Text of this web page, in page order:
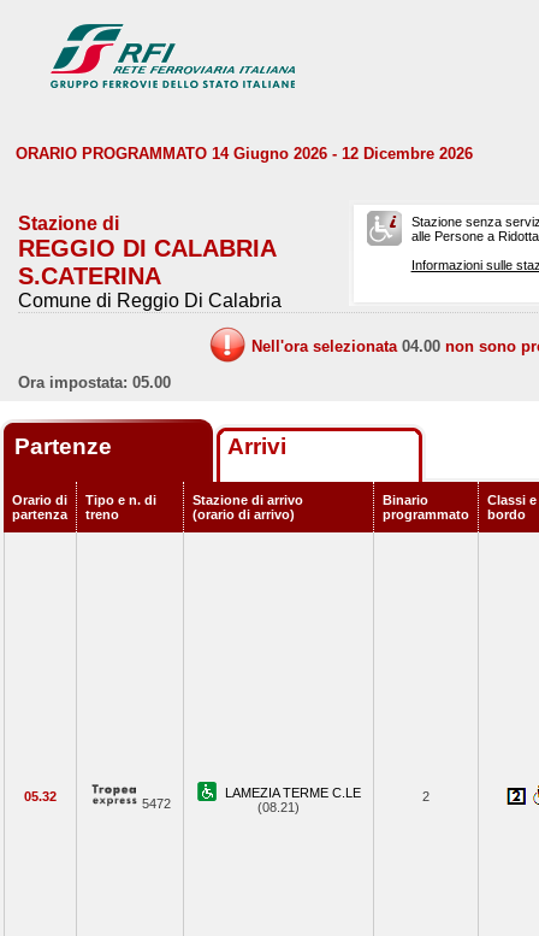
ORARIO PROGRAMMATO 14 Giugno 2026 - 12 Dicembre 2026
Stazione di
REGGIO DI CALABRIA
S.CATERINA
Comune di Reggio Di Calabria
Stazione senza
alle Persone a
Informazioni sulle
Nell'ora selezionata 04.00 non sono
Ora impostata: 05.00
Partenze Arrivi
Orario di
partenza
Tipo e n. di
treno
Stazione di arrivo
(orario di arrivo)
Binario
programmato
Classi
bordo
05.32 5472
LAMEZIA TERME C.LE
(08.21)
2